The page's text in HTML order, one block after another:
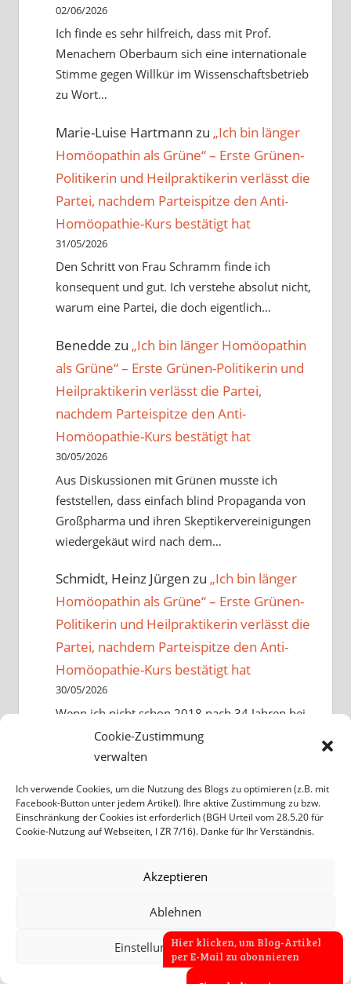
Cookie-Zustimmung
verwalten
Ich verwende Cookies, um die Nutzung des Blogs zu optimieren (z.B. mit
Facebook-Button unter jedem Artikel). Ihre aktive Zustimmung zu bzw.
Einschränkung der Cookies ist erforderlich (BGH Urteil vom 28.5.20 für
Cookie-Nutzung auf Webseiten, I ZR 7/16). Danke für Ihr Verständnis.
Akzeptieren
Ablehnen
Einstellungen anzeigen
02/06/2026
Ich finde es sehr hilfreich, dass mit Prof.
Menachem Oberbaum sich eine internationale
Stimme gegen Willkür im Wissenschaftsbetrieb
zu Wort…
Marie-Luise Hartmann zu „Ich bin länger
Homöopathin als Grüne“ – Erste Grünen-
Politikerin und Heilpraktikerin verlässt die
Partei, nachdem Parteispitze den Anti-
Homöopathie-Kurs bestätigt hat
31/05/2026
Den Schritt von Frau Schramm finde ich
konsequent und gut. Ich verstehe absolut nicht,
warum eine Partei, die doch eigentlich…
Benedde zu „Ich bin länger Homöopathin
als Grüne“ – Erste Grünen-Politikerin und
Heilpraktikerin verlässt die Partei,
nachdem Parteispitze den Anti-
Homöopathie-Kurs bestätigt hat
30/05/2026
Aus Diskussionen mit Grünen musste ich
feststellen, dass einfach blind Propaganda von
Großpharma und ihren Skeptikervereinigungen
wiedergekäut wird nach dem…
Schmidt, Heinz Jürgen zu „Ich bin länger
Homöopathin als Grüne“ – Erste Grünen-
Politikerin und Heilpraktikerin verlässt die
Partei, nachdem Parteispitze den Anti-
Homöopathie-Kurs bestätigt hat
30/05/2026
Wenn ich nicht schon 2018 nach 34 Jahren bei
Den Grünen ausgetreten wäre, als Anton
Hofreiter den Umweltschutz gegen die…
Heinz Jürgen SchmidtzuErste
Meinungsumfrage untersucht: Hätte die
Regierung eine Mehrheit für das GKV-Aus
Vefragten gegen die Abschaffung
homöopathischer Leistungen aus der GKV
Hier klicken, um Blog-Artikel
per E-Mail zu abonnieren